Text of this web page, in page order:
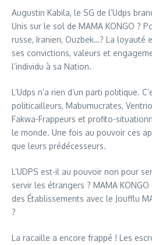
Augustin Kabila, le SG de l’Udps
Unis sur le sol de MAMA KONGO ?
russe, Iranien, Ouzbek…? La loyauté
ses convictions, valeurs et
l’individu à sa Nation.
L’Udps n’a rien d’un parti politique.
politicailleurs, Mabumucrates,
Fakwa-Frappeurs et profito-
le monde. Une fois au pouvoir ces
que leurs prédécesseurs.
L’UDPS est-il au pouvoir non pour
servir les étrangers ? MAMA
des Établissements avec le Joufflu
?
La racaille a encore frappé ! Les